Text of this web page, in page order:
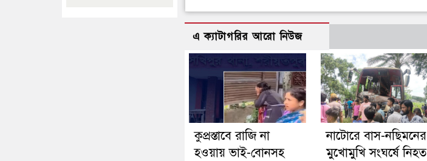
এ ক্যাটাগরির আরো নিউজ
কুপ্রস্তাবে রাজি না
হওয়ায় ভাই-বোনসহ
নাটোরে বাস-নছিমনের
মুখোমুখি সংঘর্ষে নিহত